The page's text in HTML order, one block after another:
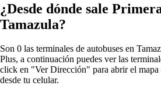
¿Desde dónde sale
Tamazula?
Son 0 las terminales de autobuses en
Plus, a continuación puedes ver las
click en "Ver Dirección" para abrir el
desde tu celular.